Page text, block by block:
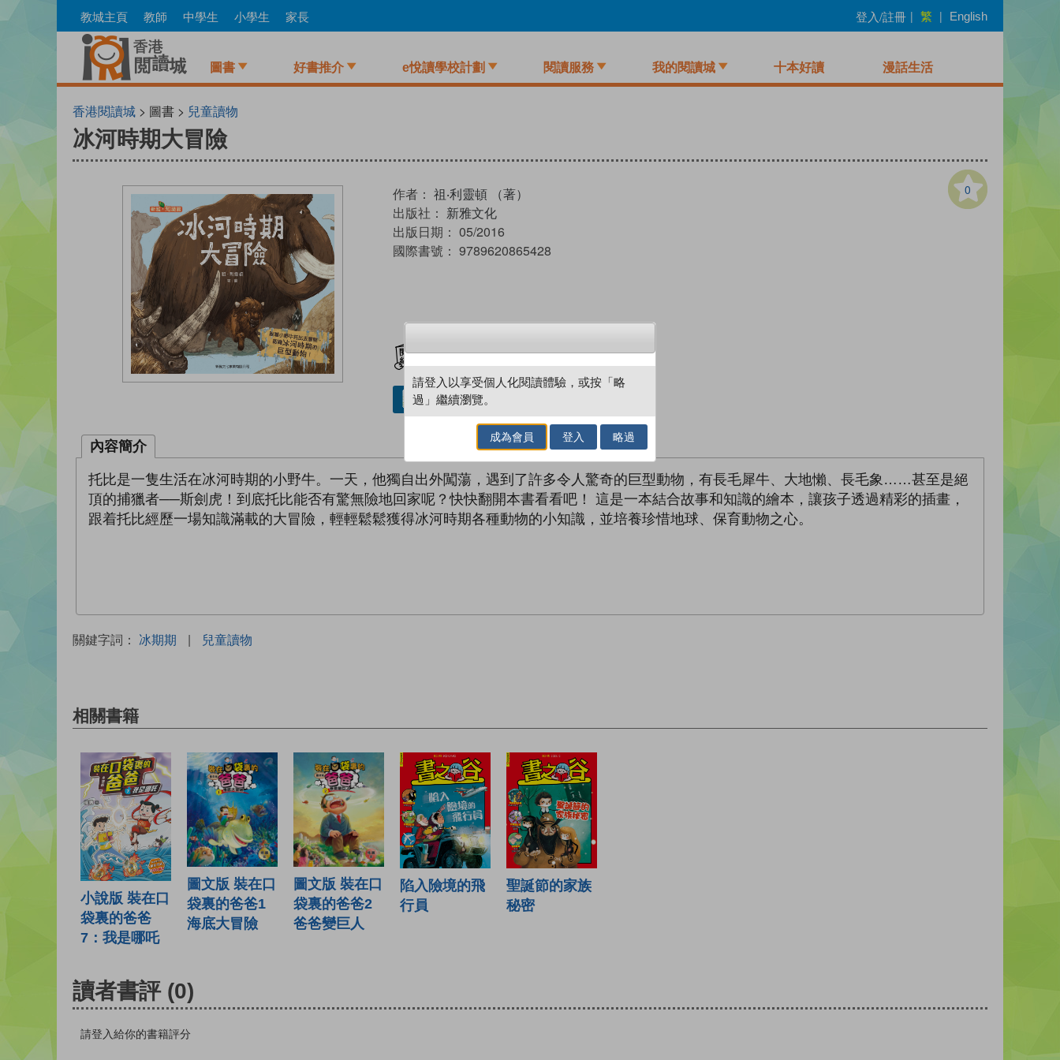
to
教城主頁 教師 中學生 小學生 家長 登入/註冊 | 繁 | English
圖書 好書推介 e悅讀學校計劃 閱讀服務 我的閱讀城 十本好讀 漫話生活
香港閱讀城 > 圖書 > 兒童讀物
冰河時期大冒險
0
作者： 祖‧利靈頓 （著）
出版社： 新雅文化
出版日期： 05/2016
國際書號： 9789620865428
借閱實體書
內容簡介
托比是一隻生活在冰河時期的小野牛。一天，他獨自出外闖蕩，遇到了許多令人驚奇的巨型動物，有長毛犀牛、大地懶、長毛象……甚至是絕
頂的捕獵者──斯劍虎！到底托比能否有驚無險地回家呢？快快翻開本書看看吧！ 這是一本結合故事和知識的繪本，讓孩子透過精彩的插畫，
跟着托比經歷一場知識滿載的大冒險，輕輕鬆鬆獲得冰河時期各種動物的小知識，並培養珍惜地球、保育動物之心。
關鍵字詞： 冰期期 | 兒童讀物
相關書籍
小說版 裝在口
袋裏的爸爸
7：我是哪吒
圖文版 裝在口
袋裏的爸爸1
海底大冒險
圖文版 裝在口
袋裏的爸爸2
爸爸變巨人
陷入險境的飛
行員
聖誕節的家族
秘密
讀者書評 (0)
請登入給你的書籍評分
請登入以享受個人化閱讀體驗，或按「略
過」繼續瀏覽。
成為會員 登入 略過